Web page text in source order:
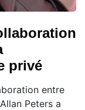
privé
entre
Peters a